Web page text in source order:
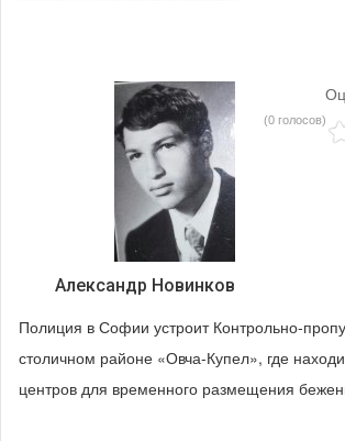
Александр Новинков
(0 голосов)
Полиция в Софии устроит Контрольно-
столичном районе «Овча-Купел», где
центров для временного размещения